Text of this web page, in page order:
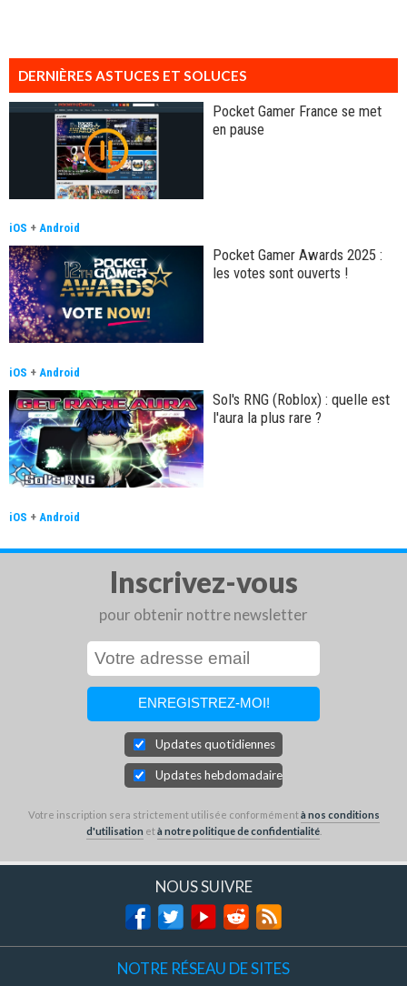
DERNIÈRES ASTUCES ET SOLUCES
Pocket Gamer France se met
en pause
iOS + Android
Pocket Gamer Awards 2025 :
les votes sont ouverts !
iOS + Android
Sol's RNG (Roblox) : quelle est
l'aura la plus rare ?
iOS + Android
Inscrivez-vous
pour obtenir nottre newsletter
Updates quotidiennes
Updates hebdomadaires
Votre inscription sera strictement utilisée conformémentà nos conditions
d'utilisation età notre politique de confidentialité.
NOUS SUIVRE
NOTRE RÉSEAU DE SITES